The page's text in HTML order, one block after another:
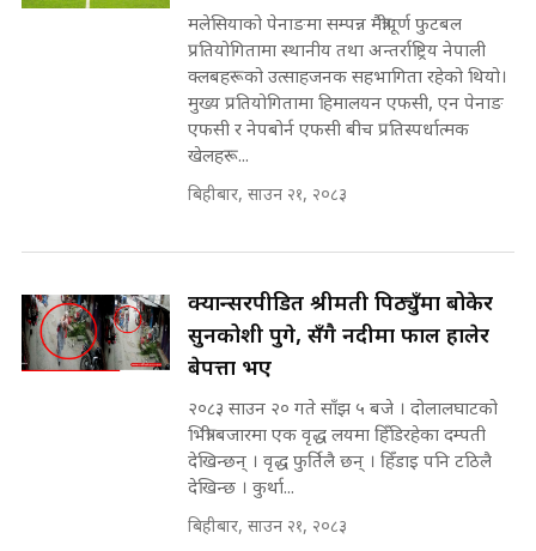
सहकारी पीडितसँग मन्त्री प्रतिभा रावलले
भनिन्–साथ दिनुहोस्, दबाब होइन ||
Sidhakura || Pratibha Rawal
कहिले बन्ला चक्रपथ ? विस्तार कार्यमा
Expansion Dilemma |
SIDHAKURA |
पटकपटक भावुक बने गृहमन्त्री सुदन
'Poppo Live'-SIDHAKURA
INVESTIGATION
मन्त्री आउने बित्तिकै सुरु भएको थियो
घुसको डिल || Raj Kumar Gupta ||
SIDHAKURA ||
भूमिसुधार मन्त्रीलाई जोगाइदै ! ||
SIDHAKURA ||
७८ लाख घुस खाने मन्त्री ! जोगाउने
प्रधानमन्त्री ? || SIDHAKURA ||
SIDHAKURA INVESTIGATION
||
मलेसियाको पेनाङमा सम्पन्न मैत्रीपूर्ण फुटबल
प्रतियोगितामा स्थानीय तथा अन्तर्राष्ट्रिय नेपाली
क्लबहरूको उत्साहजनक सहभागिता रहेको थियो।
मुख्य प्रतियोगितामा हिमालयन एफसी, एन पेनाङ
एफसी र नेपबोर्न एफसी बीच प्रतिस्पर्धात्मक
खेलहरू...
बिहीबार, साउन २१, २०८३
क्यान्सरपीडित श्रीमती पिठ्युँमा बोकेर
सुनकोशी पुगे, सँगै नदीमा फाल हालेर
बेपत्ता भए
२०८३ साउन २० गते साँझ ५ बजे । दोलालघाटको
भित्री बजारमा एक वृद्ध लयमा हिँडिरहेका दम्पती
देखिन्छन् । वृद्ध फुर्तिलै छन् । हिँडाइ पनि टठिलै
देखिन्छ । कुर्था...
बिहीबार, साउन २१, २०८३